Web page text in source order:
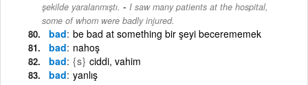
şekilde yaralanmıştı. - I saw many patients at the hospital,
some of whom were badly injured.
bad be bad at something bir şeyi becerememek
bad nahoş
bad {s} ciddi, vahim
bad yanlış